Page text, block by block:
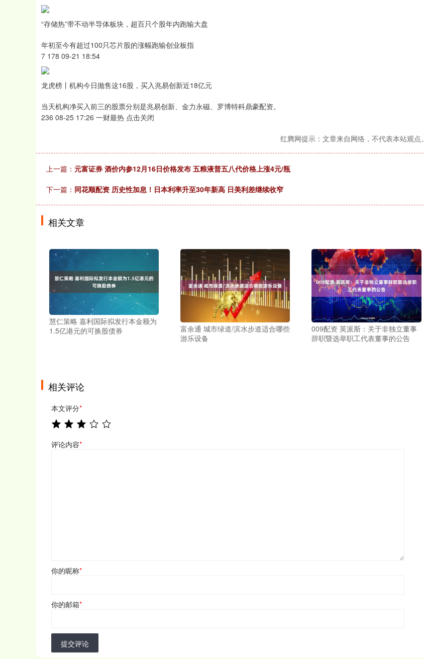
“存储热”带不动半导体板块，超百只个股年内跑输大盘
年初至今有超过100只芯片股的涨幅跑输创业板指
7 178 09-21 18:54
龙虎榜丨机构今日抛售这16股，买入兆易创新近18亿元
当天机构净买入前三的股票分别是兆易创新、金力永磁、罗博特科鼎豪配资。
236 08-25 17:26 一财最热 点击关闭
红腾网提示：文章来自网络，不代表本站观点。
上一篇： 元富证券 酒价内参12月16日价格发布 五粮液普五八代价格上涨4元/瓶
下一篇： 同花顺配资 历史性加息！日本利率升至30年新高 日美利差继续收窄
相关文章
慧仁策略 嘉利国际拟发行本金额为
1.5亿港元的可换股债券
富余通 城市绿道/滨水步道适合哪些
游乐设备
009配资 英派斯：关于非独立董事
辞职暨选举职工代表董事的公告
相关评论
本文评分*
评论内容*
你的昵称*
你的邮箱*
提交评论